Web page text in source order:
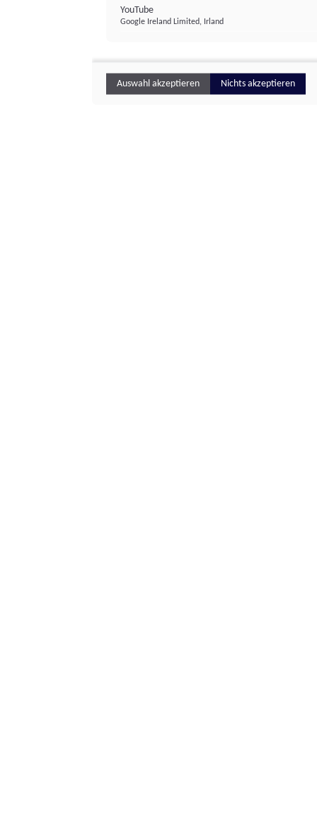
YouTube
Google Ireland Limited, Irland
Auswahl akzeptieren Nichts akzeptieren